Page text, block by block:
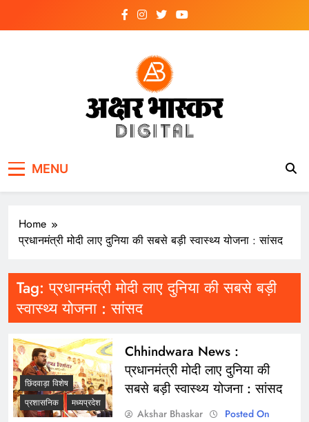
MENU
Home
प्रधानमंत्री मोदी लाए दुनिया की सबसे बड़ी स्वास्थ्य योजना : सांसद
Tag:प्रधानमंत्री मोदी लाए दुनिया की सबसे बड़ी
स्वास्थ्य योजना : सांसद
छिंदवाड़ा विशेष
प्रशासनिक
मध्यप्रदेश
Chhindwara News :
प्रधानमंत्री मोदी लाए दुनिया की
सबसे बड़ी स्वास्थ्य योजना : सांसद
Akshar Bhaskar
Posted On